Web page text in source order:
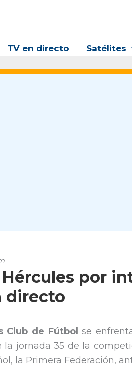
TV en directo Satélites
por
directo
Club de Fútbolse
jornada 35 de la
la Primera Federación,